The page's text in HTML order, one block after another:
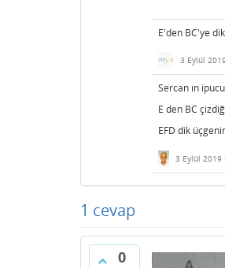
E'den BC'ye
3 Eylül 2019
Sercan ın
E den BC
EFD dik
3 Eylül 2019
1 cevap
0